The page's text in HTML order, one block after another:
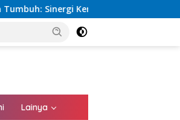
dan PLN Percepat Pembangunan
Lainya